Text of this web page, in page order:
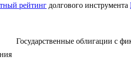
рейтинг долгового инструмента
Государственные облигации с